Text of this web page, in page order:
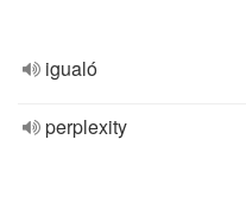
igualó
perplexity